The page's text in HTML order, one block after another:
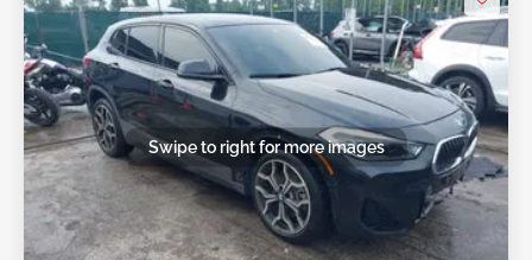
Swipe to right for more images